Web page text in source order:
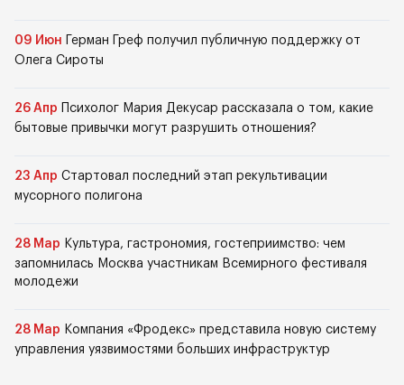
09 Июн
Герман Греф получил публичную поддержку от
Олега Сироты
26 Апр
Психолог Мария Декусар рассказала о том, какие
бытовые привычки могут разрушить отношения?
23 Апр Стартовал последний этап рекультивации
мусорного полигона
28 Мар Культура, гастрономия, гостеприимство: чем
запомнилась Москва участникам Всемирного фестиваля
молодежи
28 Мар Компания «Фродекс» представила новую систему
управления уязвимостями больших инфраструктур